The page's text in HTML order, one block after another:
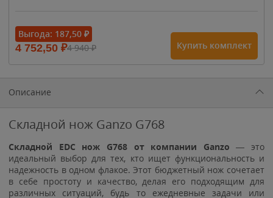
1 615₽
1 900₽1 900₽
Выгода: 187,50 ₽
4 752,50 ₽4 940₽ Купить комплект
Описание
Складной нож Ganzo G768
Складной EDC нож G768 от компании Ganzo — это
идеальный выбор для тех, кто ищет функциональность и
надежность в одном флакое. Этот бюджетный нож сочетает
в себе простоту и качество, делая его подходящим для
различных ситуаций, будь то ежедневные задачи или